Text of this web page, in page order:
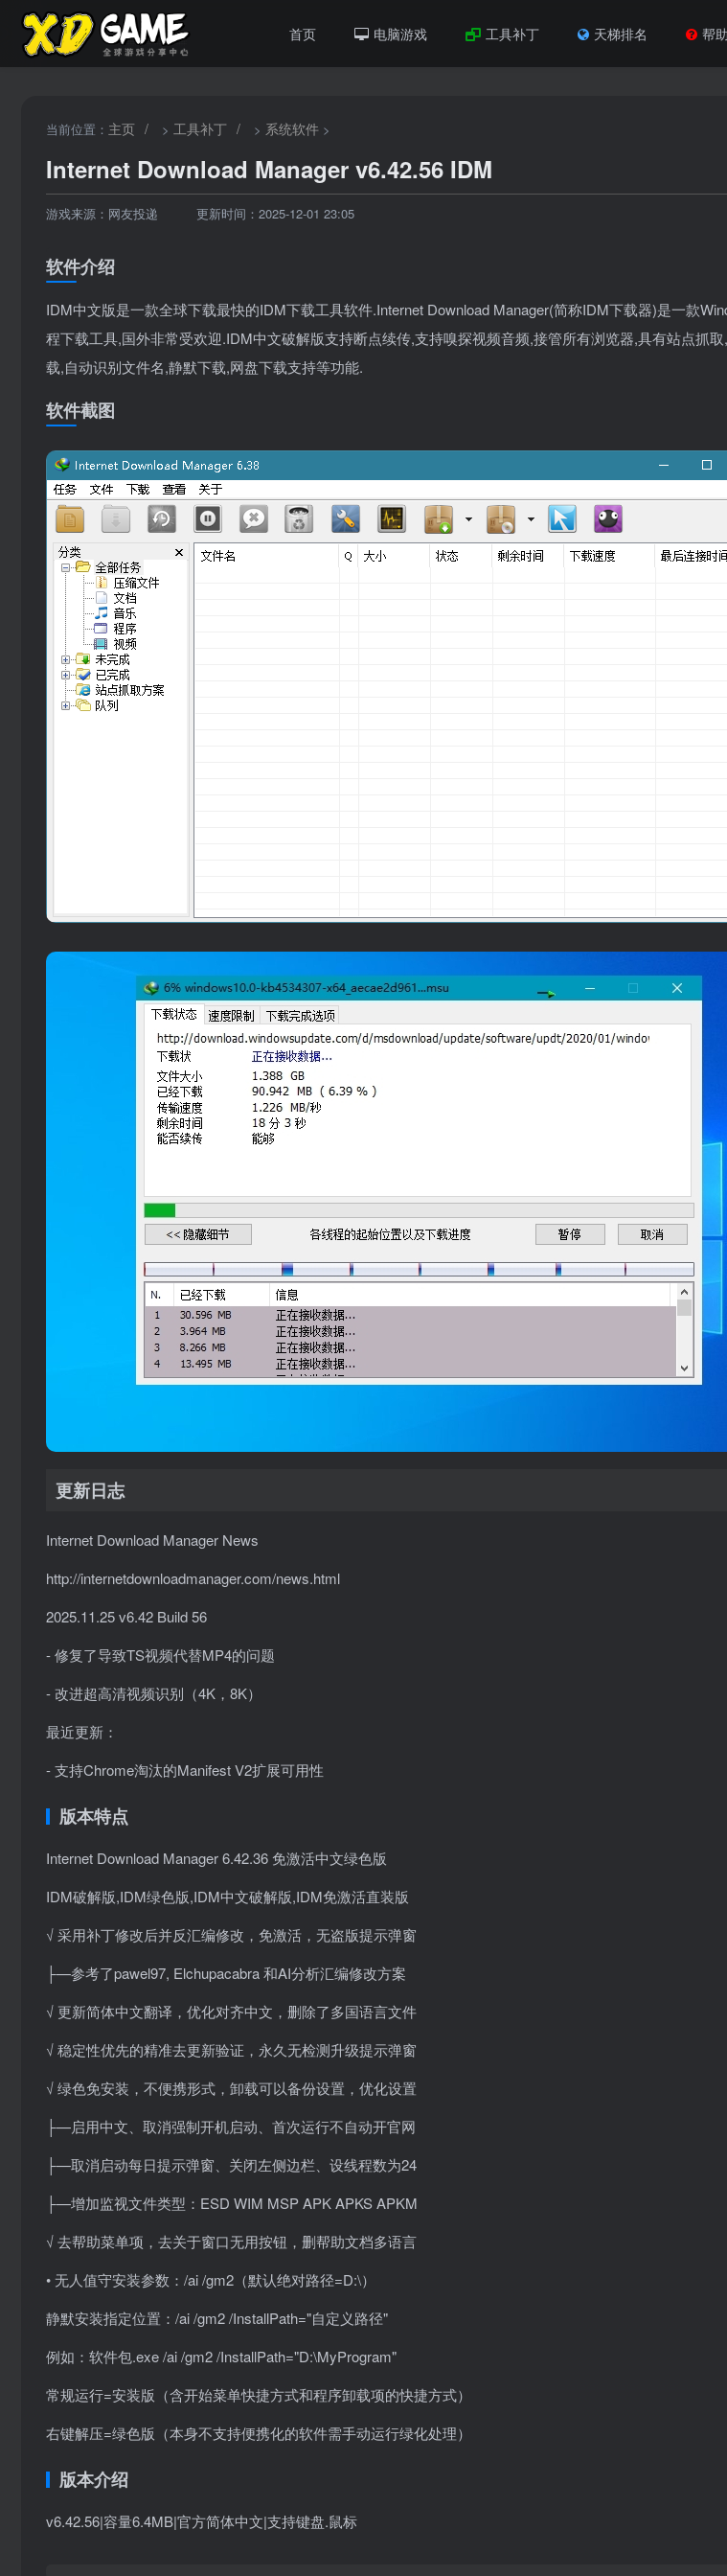
首页 电脑游戏 工具补丁 天梯排名 帮
当前位置： 主页 / > 工具补丁 / > 系统软件 >
Internet Download Manager v6.42.56 IDM
游戏来源：网友投递 更新时间：2025-12-01 23:05
软件介绍
IDM中文版是一款全球下载最快的IDM下载工具软件.Internet Download Manager(简称IDM下载器)是一款
程下载工具,国外非常受欢迎.IDM中文破解版支持断点续传,支持嗅探视频音频,接管所有浏览器,具有站点抓
载,自动识别文件名,静默下载,网盘下载支持等功能.
软件截图
更新日志
Internet Download Manager News
http://internetdownloadmanager.com/news.html
2025.11.25 v6.42 Build 56
- 修复了导致TS视频代替MP4的问题
- 改进超高清视频识别（4K，8K）
最近更新：
- 支持Chrome淘汰的Manifest V2扩展可用性
版本特点
Internet Download Manager 6.42.36 免激活中文绿色版
IDM破解版,IDM绿色版,IDM中文破解版,IDM免激活直装版
√ 采用补丁修改后并反汇编修改，免激活，无盗版提示弹窗
├—参考了pawel97, Elchupacabra 和AI分析汇编修改方案
√ 更新简体中文翻译，优化对齐中文，删除了多国语言文件
√ 稳定性优先的精准去更新验证，永久无检测升级提示弹窗
√ 绿色免安装，不便携形式，卸载可以备份设置，优化设置
├—启用中文、取消强制开机启动、首次运行不自动开官网
├—取消启动每日提示弹窗、关闭左侧边栏、设线程数为24
├—增加监视文件类型：ESD WIM MSP APK APKS APKM
√ 去帮助菜单项，去关于窗口无用按钮，删帮助文档多语言
• 无人值守安装参数：/ai /gm2（默认绝对路径=D:\）
静默安装指定位置：/ai /gm2 /InstallPath="自定义路径"
例如：软件包.exe /ai /gm2 /InstallPath="D:\MyProgram"
常规运行=安装版（含开始菜单快捷方式和程序卸载项的快捷方式）
右键解压=绿色版（本身不支持便携化的软件需手动运行绿化处理）
版本介绍
v6.42.56|容量6.4MB|官方简体中文|支持键盘.鼠标